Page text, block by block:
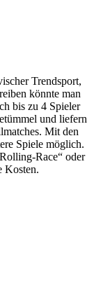
Trendsport,
könnte man
bis zu 4 Spieler
und liefern
Mit den
Spiele möglich.
Race“ oder
Kosten.